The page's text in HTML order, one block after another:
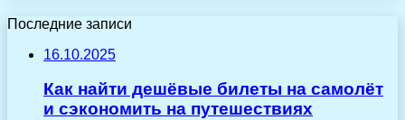
Последние записи
16.10.2025
Как найти дешёвые билеты на самолёт
и сэкономить на путешествиях